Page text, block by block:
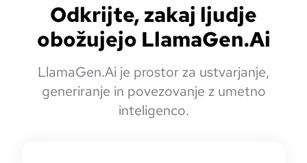
Odkrijte, zakaj ljudje
obožujejo LlamaGen.Ai
LlamaGen.Ai je prostor za ustvarjanje,
generiranje in povezovanje z umetno
inteligenco.